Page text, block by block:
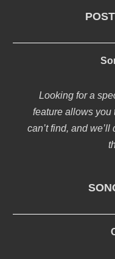
Looking for a
feature allows you
can’t find, and